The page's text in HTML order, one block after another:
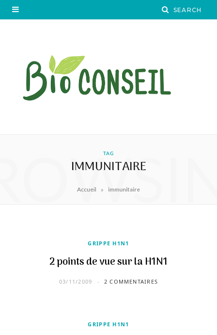
TAG
IMMUNITAIRE
Accueil » immunitaire
GRIPPE H1N1
2 points de vue sur la H1N1
03/11/2009 2 COMMENTAIRES
GRIPPE H1N1